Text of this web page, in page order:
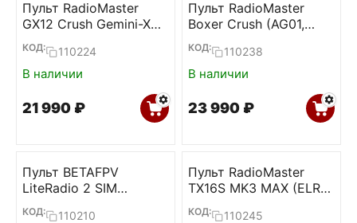
Пульт RadioMaster
GX12 Crush Gemini-X
(ELRS 2.4+900)
КОД: 110224
В наличии
21 990 ₽
Пульт RadioMaster
Boxer Crush (AG01,
ELRS 2.4)
КОД: 110238
В наличии
23 990 ₽
Пульт BETAFPV
LiteRadio 2 SIM
Controller
КОД: 110210
Пульт RadioMaster
TX16S MK3 MAX (ELRS
Gemini-X 2.4+915)
КОД: 110245